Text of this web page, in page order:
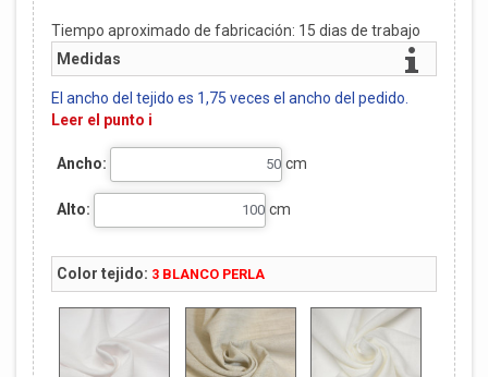
Tiempo aproximado de fabricación: 15 dias de trabajo
Medidas
El ancho del tejido es 1,75 veces el ancho del pedido.
Leer el punto i
Ancho: cm
Alto: cm
Color tejido: 3 BLANCO PERLA